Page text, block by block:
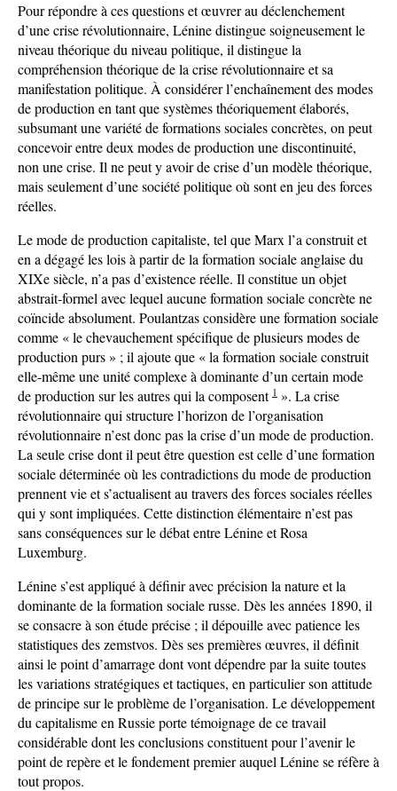
Pour répondre à ces questions et œuvrer au déclenchement
d’une crise révolutionnaire, Lénine distingue soigneusement le
niveau théorique du niveau politique, il distingue la
compréhension théorique de la crise révolutionnaire et sa
manifestation politique. À considérer l’enchaînement des modes
de production en tant que systèmes théoriquement élaborés,
subsumant une variété de formations sociales concrètes, on peut
concevoir entre deux modes de production une discontinuité,
non une crise. Il ne peut y avoir de crise d’un modèle théorique,
mais seulement d’une société politique où sont en jeu des forces
réelles.
Le mode de production capitaliste, tel que Marx l’a construit et
en a dégagé les lois à partir de la formation sociale anglaise du
XIXe siècle, n’a pas d’existence réelle. Il constitue un objet
abstrait-formel avec lequel aucune formation sociale concrète ne
coïncide absolument. Poulantzas considère une formation sociale
comme « le chevauchement spécifique de plusieurs modes de
production purs » ; il ajoute que « la formation sociale construit
elle-même une unité complexe à dominante d’un certain mode
de production sur les autres qui la composent 1 ». La crise
révolutionnaire qui structure l’horizon de l’organisation
révolutionnaire n’est donc pas la crise d’un mode de production.
La seule crise dont il peut être question est celle d’une formation
sociale déterminée où les contradictions du mode de production
prennent vie et s’actualisent au travers des forces sociales réelles
qui y sont impliquées. Cette distinction élémentaire n’est pas
sans conséquences sur le débat entre Lénine et Rosa
Luxemburg.
Lénine s’est appliqué à définir avec précision la nature et la
dominante de la formation sociale russe. Dès les années 1890, il
se consacre à son étude précise ; il dépouille avec patience les
statistiques des zemstvos. Dès ses premières œuvres, il définit
ainsi le point d’amarrage dont vont dépendre par la suite toutes
les variations stratégiques et tactiques, en particulier son attitude
de principe sur le problème de l’organisation. Le développement
du capitalisme en Russie porte témoignage de ce travail
considérable dont les conclusions constituent pour l’avenir le
point de repère et le fondement premier auquel Lénine se réfère à
tout propos.